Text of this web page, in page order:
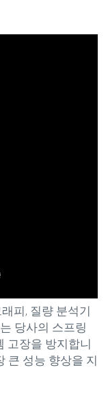
피, 질량 분석기
당사의 스프링
고장을 방지합니
큰 성능 향상을 지